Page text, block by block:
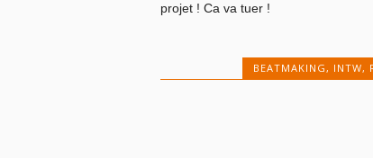
projet ! Ca va tuer !
BEATMAKING, INTW,